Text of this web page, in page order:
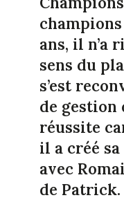
champions
ans, il n’a
sens du
s’est
de gestion
réussite
il a créé
avec
de